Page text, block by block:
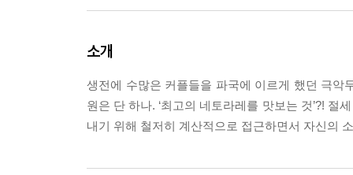
소개
생전에 수많은 커플들을 파국에 이르게 했던 극악
원은 단 하나. ‘최고의 네토라레를 맛보는 것’?!
내기 위해 철저히 계산적으로 접근하면서 자신의